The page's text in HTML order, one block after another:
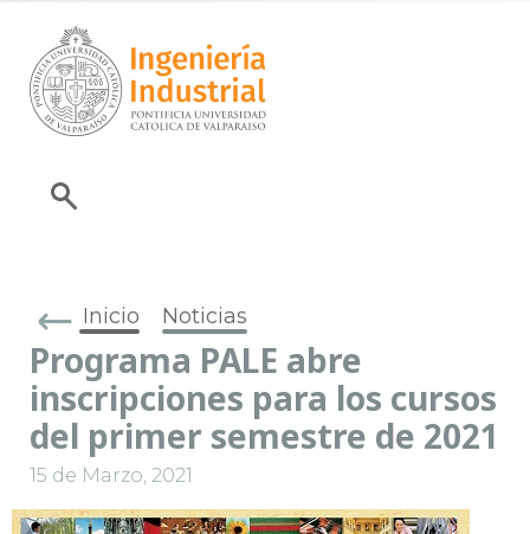
Inicio Noticias
Programa PALE abre
inscripciones para los cursos
del primer semestre de 2021
15 de Marzo, 2021